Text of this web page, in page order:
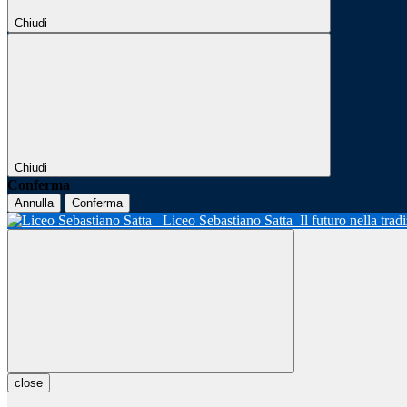
Chiudi
Chiudi
Conferma
Annulla Conferma
Liceo Sebastiano Satta Il futuro nella
close